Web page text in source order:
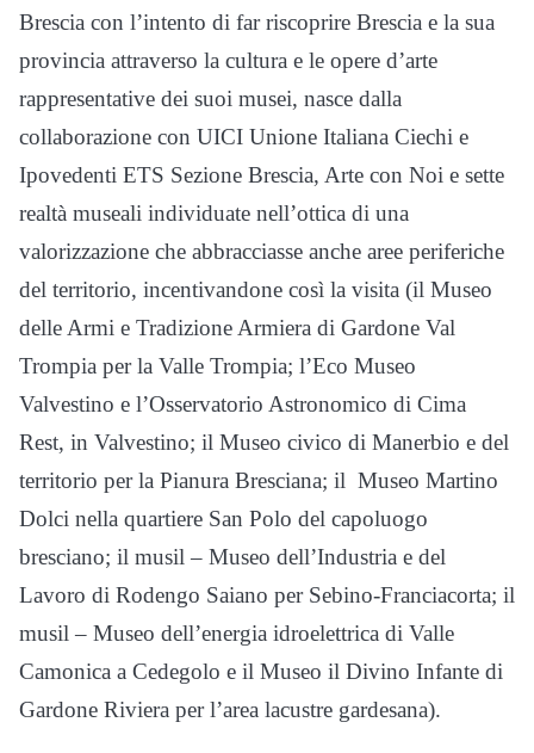
Brescia con l’intento di far riscoprire Brescia e la sua
provincia attraverso la cultura e le opere d’arte
rappresentative dei suoi musei, nasce dalla
collaborazione con UICI Unione Italiana Ciechi e
Ipovedenti ETS Sezione Brescia, Arte con Noi e sette
realtà museali individuate nell’ottica di una
valorizzazione che abbracciasse anche aree periferiche
del territorio, incentivandone così la visita (il Museo
delle Armi e Tradizione Armiera di Gardone Val
Trompia per la Valle Trompia; l’Eco Museo
Valvestino e l’Osservatorio Astronomico di Cima
Rest, in Valvestino; il Museo civico di Manerbio e del
territorio per la Pianura Bresciana; il Museo Martino
Dolci nella quartiere San Polo del capoluogo
bresciano; il musil – Museo dell’Industria e del
Lavoro di Rodengo Saiano per Sebino-Franciacorta; il
musil – Museo dell’energia idroelettrica di Valle
Camonica a Cedegolo e il Museo il Divino Infante di
Gardone Riviera per l’area lacustre gardesana).